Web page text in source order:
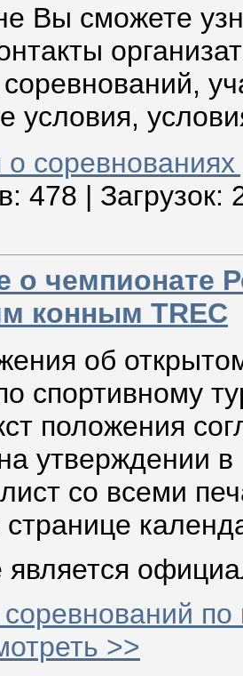
Вы сможете
условия,
478 | Загрузок:
о чемпионате
конным TREC
об
спортивному
положения
утверждении
со всеми
>>